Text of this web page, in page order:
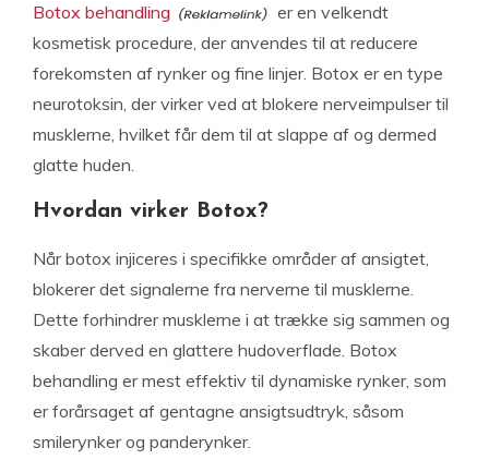
Botox behandling
er en velkendt
kosmetisk procedure, der anvendes til at reducere
forekomsten af rynker og fine linjer. Botox er en type
neurotoksin, der virker ved at blokere nerveimpulser til
musklerne, hvilket får dem til at slappe af og dermed
glatte huden.
Hvordan virker Botox?
Når botox injiceres i specifikke områder af ansigtet,
blokerer det signalerne fra nerverne til musklerne.
Dette forhindrer musklerne i at trække sig sammen og
skaber derved en glattere hudoverflade. Botox
behandling er mest effektiv til dynamiske rynker, som
er forårsaget af gentagne ansigtsudtryk, såsom
smilerynker og panderynker.